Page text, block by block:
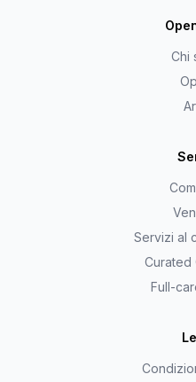
Chi
Servizi al
Curated
Full-